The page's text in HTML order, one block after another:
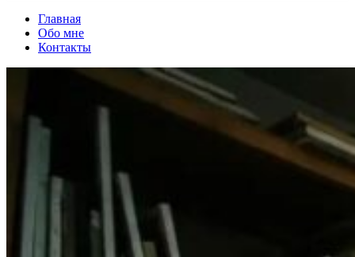
Главная
Обо мне
Контакты